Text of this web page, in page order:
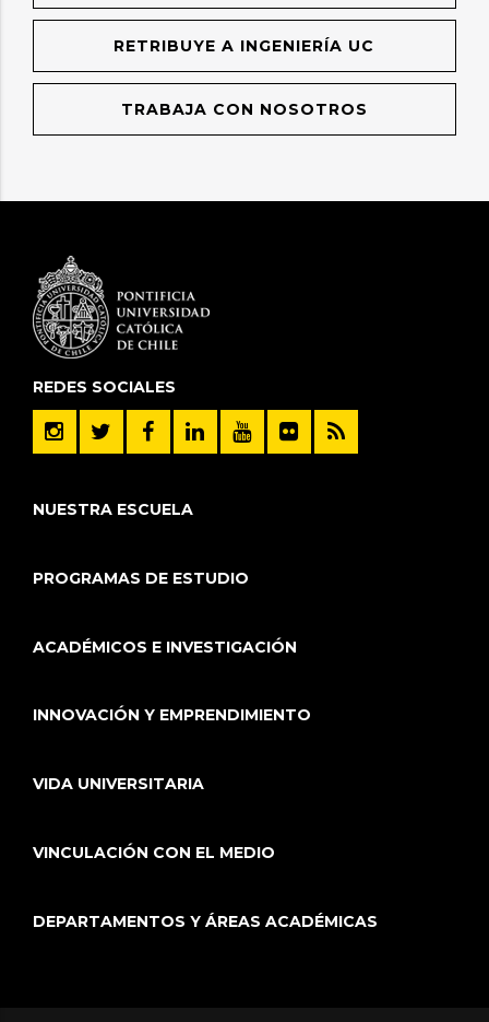
RETRIBUYE A INGENIERÍA UC
TRABAJA CON NOSOTROS
REDES SOCIALES
NUESTRA ESCUELA
PROGRAMAS DE ESTUDIO
ACADÉMICOS E INVESTIGACIÓN
INNOVACIÓN Y EMPRENDIMIENTO
VIDA UNIVERSITARIA
VINCULACIÓN CON EL MEDIO
DEPARTAMENTOS Y ÁREAS ACADÉMICAS